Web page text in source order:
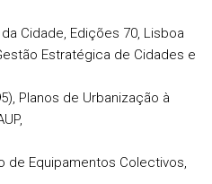
da Cidade, Edições 70, Lisboa
Estratégica de Cidades e
Planos de Urbanização à
de Equipamentos Colectivos,